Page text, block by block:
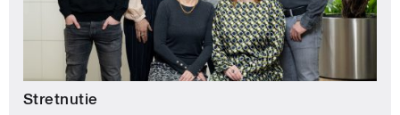
Stretnutie